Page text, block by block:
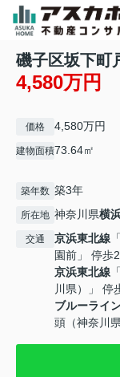
磯子区坂下町
4,580万円
価格 4,580万円
建物面積73.64㎡
築年数 築3年
所在地 神奈川県横
交通 京浜東北線 「
園前」 停歩
京浜東北線 「
川県）」 停
ブルーライ
頭（神奈川